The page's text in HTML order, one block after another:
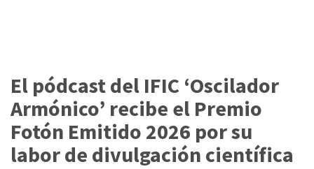
El pódcast del IFIC ‘Oscilador
Armónico’ recibe el Premio
Fotón Emitido 2026 por su
labor de divulgación científica